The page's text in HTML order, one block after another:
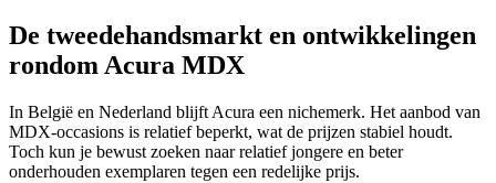
De tweedehandsmarkt en ontwikkelingen
rondom Acura MDX
In België en Nederland blijft Acura een nichemerk. Het aanbod van
MDX-occasions is relatief beperkt, wat de prijzen stabiel houdt.
Toch kun je bewust zoeken naar relatief jongere en beter
onderhouden exemplaren tegen een redelijke prijs.